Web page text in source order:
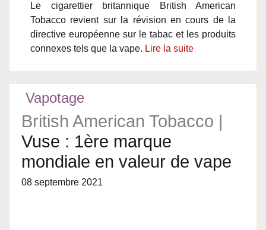
Le cigarettier britannique British American
Tobacco revient sur la révision en cours de la
directive européenne sur le tabac et les produits
connexes tels que la vape. Lire la suite
Vapotage
British American Tobacco |
Vuse : 1ère marque
mondiale en valeur de vape
08 septembre 2021